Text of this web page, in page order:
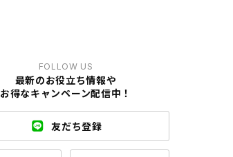
FOLLOW US
最新のお役立ち情報や
お得なキャンペーン配信中！
友だち登録